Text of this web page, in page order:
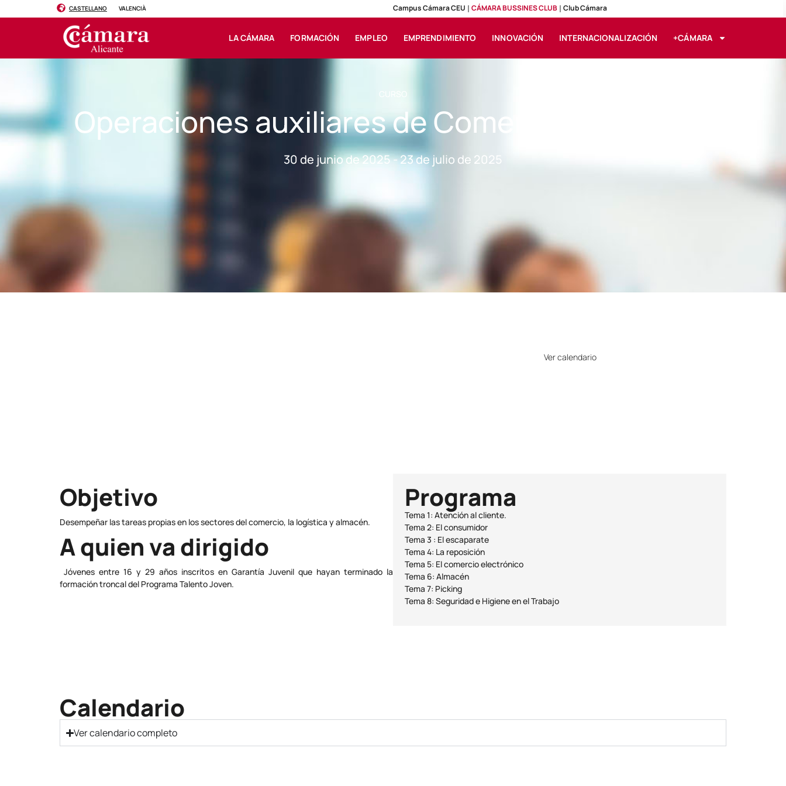
CASTELLANO VALENCIÀ Campus Cámara CEU CÁMARA BUSSINES CLUB Club Cámara
LA CÁMARA FORMACIÓN EMPLEO EMPRENDIMIENTO INNOVACIÓN INTERNACIONALIZACIÓN +CÁMARA
CURSO
Operaciones auxiliares de Comercio y Almacén
30 de junio de 2025 - 23 de julio de 2025
Ver calendario
Objetivo
Desempeñar las tareas propias en los sectores del comercio, la logística y almacén.
A quien va dirigido
Jóvenes entre 16 y 29 años inscritos en Garantía Juvenil que hayan terminado la
formación troncal del Programa Talento Joven.
Programa
Tema 1: Atención al cliente.
Tema 2: El consumidor
Tema 3 : El escaparate
Tema 4: La reposición
Tema 5: El comercio electrónico
Tema 6: Almacén
Tema 7: Picking
Tema 8: Seguridad e Higiene en el Trabajo
Calendario
Ver calendario completo